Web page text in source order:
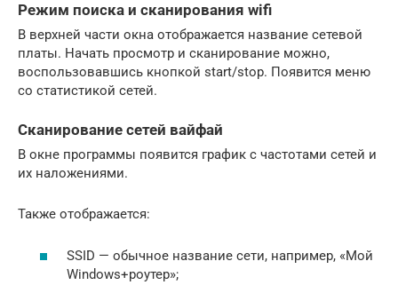
Режим поиска и сканирования wifi
В верхней части окна отображается название сетевой
платы. Начать просмотр и сканирование можно,
воспользовавшись кнопкой start/stop. Появится меню
со статистикой сетей.
Сканирование сетей вайфай
В окне программы появится график с частотами сетей и
их наложениями.
Также отображается:
SSID — обычное название сети, например, «Мой
Windows+роутер»;